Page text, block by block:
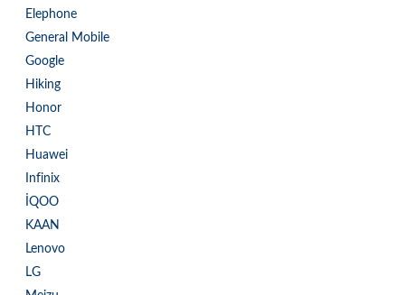
Elephone
General Mobile
Google
Hiking
Honor
HTC
Huawei
Infinix
İQOO
KAAN
Lenovo
LG